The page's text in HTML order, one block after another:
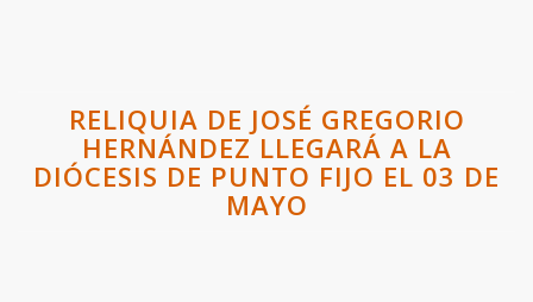
RELIQUIA DE JOSÉ GREGORIO
HERNÁNDEZ LLEGARÁ A LA
DIÓCESIS DE PUNTO FIJO EL 03 DE
MAYO